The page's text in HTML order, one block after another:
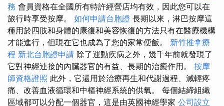
務 會員資格在全國所有特許經營店均有效，因此您可以在
旅行時享受按摩。 如何申請台胞證 長期以來，淋巴按摩這
種用於四肢和身體的康復和美容恢復的方法只有在醫療機構
才能進行，但現在它也成為了您的家常便飯。 新竹推拿療
程 新北台胞證申請 除了運動疾病之外，幾千年前就發現了
它對神經連接的內臟器官的有益、長期的治癒作用。 按摩
師資格證照 此外，它還用於治療再生和代謝過程、減輕疼
痛、改善血液循環和中樞神經系統的供氧。 每個結締組織
區域都可以分配一個器官，這是由英國神經學家 公司設立